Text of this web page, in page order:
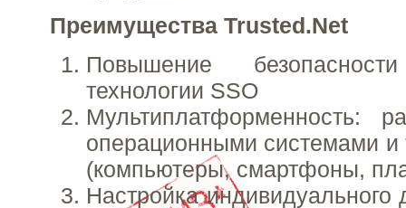
Преимущества Trusted.Net
Повышение
технологии SSO
Мультиплатформенность:
операционными системами и
(компьютеры, смартфоны,
Настройка индивидуального